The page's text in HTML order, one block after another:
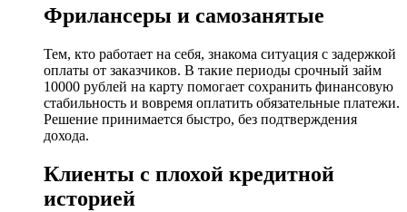
Фрилансеры и самозанятые
Тем, кто работает на себя, знакома ситуация с задержкой
оплаты от заказчиков. В такие периоды срочный займ
10000 рублей на карту помогает сохранить финансовую
стабильность и вовремя оплатить обязательные платежи.
Решение принимается быстро, без подтверждения
дохода.
Клиенты с плохой кредитной
историей